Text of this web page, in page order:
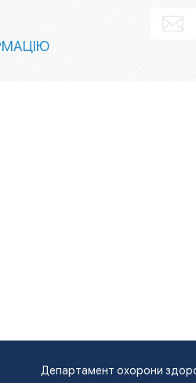
Департамент охорони